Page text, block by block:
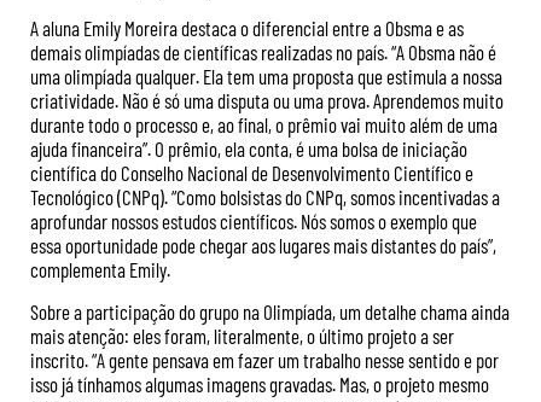
A aluna Emily Moreira destaca o diferencial entre a Obsma e as
demais olimpíadas de científicas realizadas no país. “A Obsma não é
uma olimpíada qualquer. Ela tem uma proposta que estimula a nossa
criatividade. Não é só uma disputa ou uma prova. Aprendemos muito
durante todo o processo e, ao final, o prêmio vai muito além de uma
ajuda financeira”. O prêmio, ela conta, é uma bolsa de iniciação
científica do Conselho Nacional de Desenvolvimento Científico e
Tecnológico (CNPq). “Como bolsistas do CNPq, somos incentivadas a
aprofundar nossos estudos científicos. Nós somos o exemplo que
essa oportunidade pode chegar aos lugares mais distantes do país”,
complementa Emily.
Sobre a participação do grupo na Olimpíada, um detalhe chama ainda
mais atenção: eles foram, literalmente, o último projeto a ser
inscrito. “A gente pensava em fazer um trabalho nesse sentido e por
isso já tínhamos algumas imagens gravadas. Mas, o projeto mesmo